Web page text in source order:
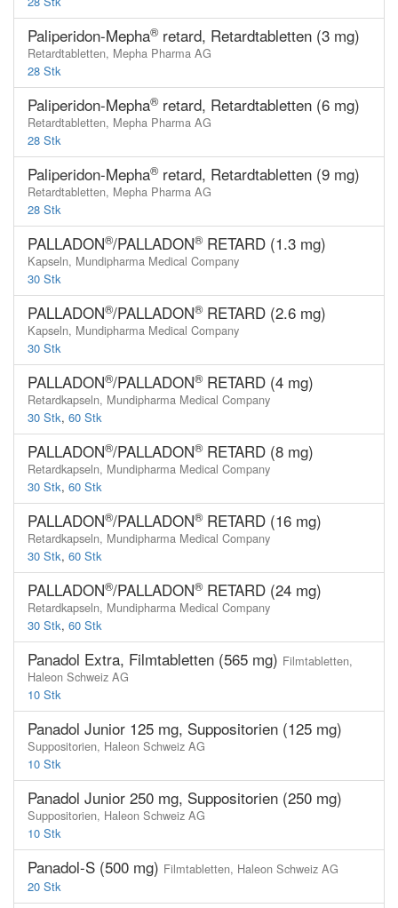
Paliperidon-Mepha® retard, Retardtabletten (3 mg)
Retardtabletten, Mepha Pharma AG
28 Stk
Paliperidon-Mepha® retard, Retardtabletten (6 mg)
Retardtabletten, Mepha Pharma AG
28 Stk
Paliperidon-Mepha® retard, Retardtabletten (9 mg)
Retardtabletten, Mepha Pharma AG
28 Stk
PALLADON®/PALLADON® RETARD (1.3 mg)
Kapseln, Mundipharma Medical Company
30 Stk
PALLADON®/PALLADON® RETARD (2.6 mg)
Kapseln, Mundipharma Medical Company
30 Stk
PALLADON®/PALLADON® RETARD (4 mg)
Retardkapseln, Mundipharma Medical Company
30 Stk, 60 Stk
PALLADON®/PALLADON® RETARD (8 mg)
Retardkapseln, Mundipharma Medical Company
30 Stk, 60 Stk
PALLADON®/PALLADON® RETARD (16 mg)
Retardkapseln, Mundipharma Medical Company
30 Stk, 60 Stk
PALLADON®/PALLADON® RETARD (24 mg)
Retardkapseln, Mundipharma Medical Company
30 Stk, 60 Stk
Panadol Extra, Filmtabletten (565 mg) Filmtabletten,
Haleon Schweiz AG
10 Stk
Panadol Junior 125 mg, Suppositorien (125 mg)
Suppositorien, Haleon Schweiz AG
10 Stk
Panadol Junior 250 mg, Suppositorien (250 mg)
Suppositorien, Haleon Schweiz AG
10 Stk
Panadol-S (500 mg) Filmtabletten, Haleon Schweiz AG
20 Stk